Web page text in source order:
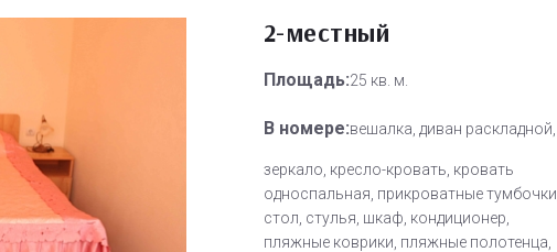
2-местный
Площадь:25 кв. м.
В номере:вешалка, диван раскладной,
зеркало, кресло-кровать, кровать
односпальная, прикроватные тумбочки,
стол, стулья, шкаф, кондиционер,
пляжные коврики, пляжные полотенца,